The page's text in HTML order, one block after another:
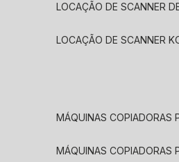
LOCAÇÃO DE SCANNER
LOCAÇÃO DE SCANNER
MÁQUINAS COPIADORAS
MÁQUINAS COPIADORAS